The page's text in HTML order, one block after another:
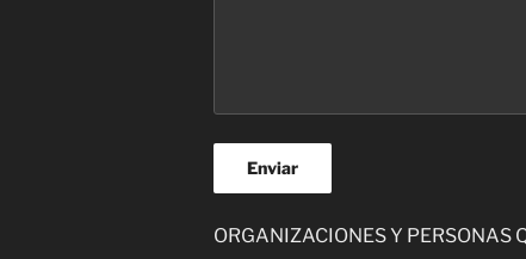
ORGANIZACIONES Y PERSONAS